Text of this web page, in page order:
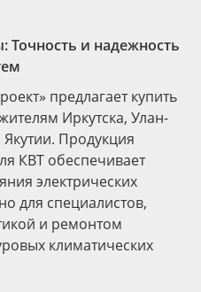
и надежность
предлагает купить
Иркутска, Улан-
Продукция
КВТ обеспечивает
электрических
для специалистов,
и ремонтом
климатических